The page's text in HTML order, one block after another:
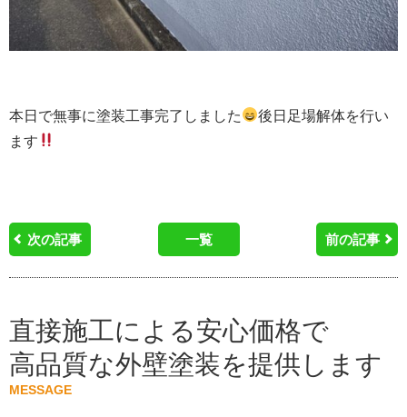
本日で無事に塗装工事完了しました
後日足場解体を行い
ます
次の記事 一覧 前の記事
直接施工による安心価格で
高品質な外壁塗装を提供します
MESSAGE